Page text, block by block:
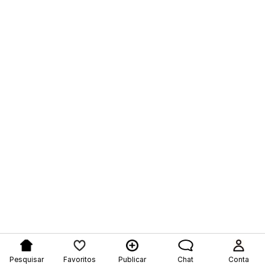
Pesquisar Favoritos Publicar Chat Conta